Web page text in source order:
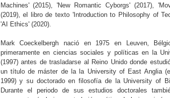
Machines' (2015), 'New Romantic Cyborgs' (2017),
(2019), el libro de texto 'Introduction to Philosophy of
'AI Ethics' (2020).
Mark Coeckelbergh nació en 1975 en Leuven,
primeramente en ciencias sociales y políticas en la
(1997) antes de trasladarse al Reino Unido donde
un título de máster de la la University of East Anglia
1999) y su doctorado en filosofía de la University of
Durante el periodo de sus estudios doctorales